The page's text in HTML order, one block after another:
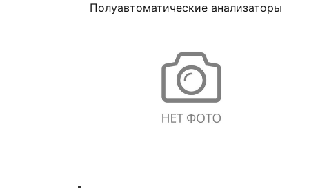
Полуавтоматические анализаторы